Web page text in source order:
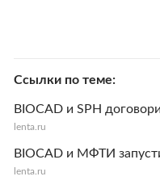
Ссылки по теме
BIOCAD и SPH
lenta.ru
BIOCAD и МФТИ
lenta.ru